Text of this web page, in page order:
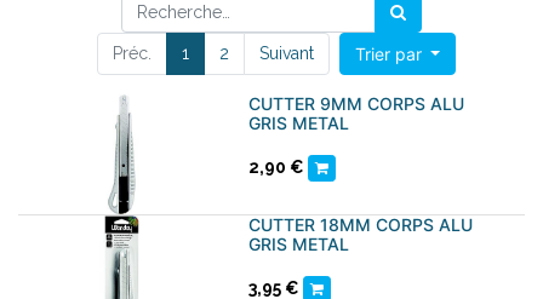
Préc. 1 2 Suivant Trier par
CUTTER 9MM CORPS ALU
GRIS METAL
2,90 €
CUTTER 18MM CORPS ALU
GRIS METAL
3,95 €